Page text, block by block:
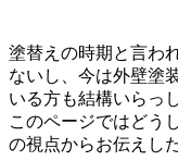
塗替えの時期と言わ
ないし、今は外壁塗
いる方も結構いらっ
このページではどう
の視点からお伝えし